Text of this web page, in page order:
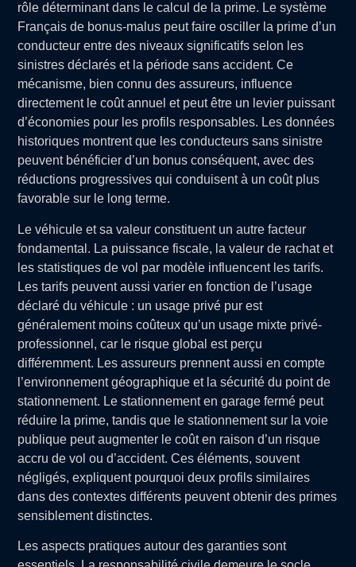
rôle déterminant dans le calcul de la prime. Le système
Français de bonus-malus peut faire osciller la prime d’un
conducteur entre des niveaux significatifs selon les
sinistres déclarés et la période sans accident. Ce
mécanisme, bien connu des assureurs, influence
directement le coût annuel et peut être un levier puissant
d’économies pour les profils responsables. Les données
historiques montrent que les conducteurs sans sinistre
peuvent bénéficier d’un bonus conséquent, avec des
réductions progressives qui conduisent à un coût plus
favorable sur le long terme.
Le véhicule et sa valeur constituent un autre facteur
fondamental. La puissance fiscale, la valeur de rachat et
les statistiques de vol par modèle influencent les tarifs.
Les tarifs peuvent aussi varier en fonction de l’usage
déclaré du véhicule : un usage privé pur est
généralement moins coûteux qu’un usage mixte privé-
professionnel, car le risque global est perçu
différemment. Les assureurs prennent aussi en compte
l’environnement géographique et la sécurité du point de
stationnement. Le stationnement en garage fermé peut
réduire la prime, tandis que le stationnement sur la voie
publique peut augmenter le coût en raison d’un risque
accru de vol ou d’accident. Ces éléments, souvent
négligés, expliquent pourquoi deux profils similaires
dans des contextes différents peuvent obtenir des primes
sensiblement distinctes.
Les aspects pratiques autour des garanties sont